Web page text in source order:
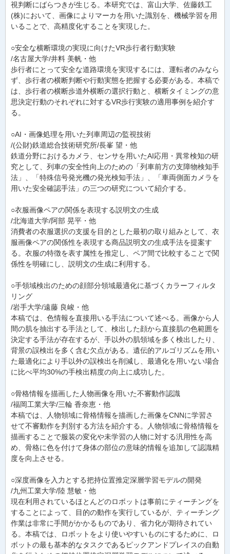
視判断にばらつきが生じる。本研究では、富山大学、佐藤鉄工
(株)において、画像によりマーカを用いた識別を、機械学習を用
いることで、高精度化することを実現した。
○安全な横断環境の実現に向けたVR歩行者行動実験
/名古屋大学/井料 美帆・他
歩行者にとって安全な道路環境を実現するには、運転者のみなら
ず、歩行者の横断判断や行動実態を把握する必要がある。本稿で
は、歩行者の横断歩道外横断の選択行動と、横断タイミングの意
思決定行動のそれぞれに対するVR歩行実験の適用事例を紹介す
る。
○AI・画像処理を用いた列車周辺の監視技術
/(公財)鉄道総合技術研究所/長峯 望・他
鉄道分野におけるカメラ、センサを用いたAI応用・異常検知の研
究として、列車の安全性向上のための「列車前方の支障物検知手
法」、「特殊信号発光機の発光検知手法」、「車両側面カメラを
用いた安全確認手法」の三つの研究について紹介する。
○衣服画像ペアの関係を表現する説明文の生成
/北海道大学/阿部 晃平・他
消費者の衣服選択の支援を目的とした最初の取り組みとして、衣
服画像ペアの関係性を表現する商品説明文の生成手法を提案す
る。衣服の特徴を表す属性を推定し、ペア間で比較することで関
係性を明確にし、説明文の生成に利用する。
○手領域検出のための顔部分領域最適化に基づくカラーフィルタ
リング
/岩手大学/遠藤 良峻・他
本稿では、色情報を直接用いる手法について述べる。画像から人
間の肌を抽出する手法として、検出した顔から直接肌の色範囲を
決定する手法が存在するが、手以外の肌領域を多く検出したり、
背景の誤検出を多く含む欠点がある。遺伝的アルゴリズムを用い
た最適化により手以外の誤検出を削減し、最適化を用いない場合
に比べ平均30%の手検出精度の向上に成功した。
○骨格情報を描画した人物画像を用いた不審動作認識
/福岡工業大学/三輪 香奈恵・他
本稿では、人物領域に骨格情報を描画した画像をCNNに学習さ
せて不審動作を判別する方法を紹介する。人物領域に骨格情報を
描画することで服装の変化や未学習の人物に対する汎用性を高
め、骨格に色を付けて身体の部位の意味的情報を追加して認識精
度を向上させる。
○深度画像を入力とする把持位置推定深層学習モデルの開発
/九州工業大学/陸 慧敏・他
現在利用されているほとんどのロボットは事前にティーチングを
することによって、目的の動作を実行しているが、ティーチング
作業は非常に手間がかかるものであり、省力化が期待されてい
る。本稿では、ロボットをより使いやすいものにするために、ロ
ボットの最も基本的なタスクであるピックアンドプレイスの自動